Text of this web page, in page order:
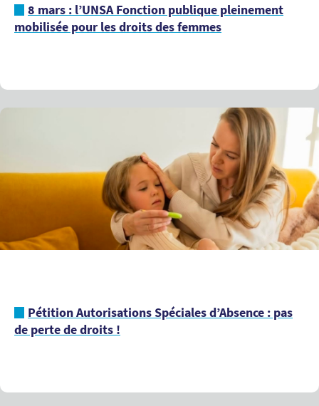
8 mars : l’UNSA Fonction publique pleinement
mobilisée pour les droits des femmes
Pétition Autorisations Spéciales d’Absence : pas
de perte de droits !